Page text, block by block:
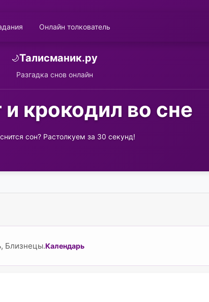
Онлайн толкователь
🌙Талисманик.ру
Разгадка снов онлайн
и крокодил во сне
сон? Растолкуем за 30 секунд!
Близнецы.Календарь